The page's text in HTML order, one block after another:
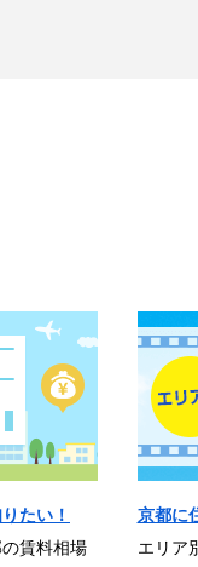
たい！
賃料相場
京都に
エリア